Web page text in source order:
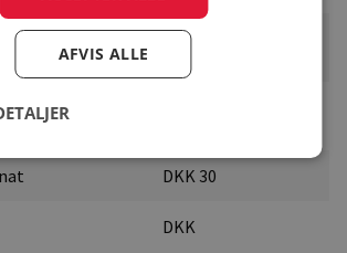
voksne og 2
nat i
11)
DKK 30
DKK
AFVIS ALLE